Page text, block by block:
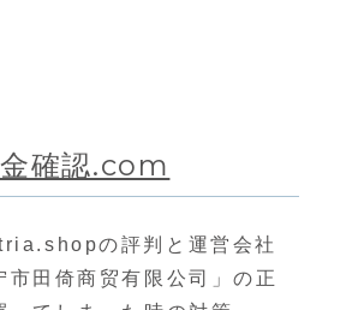
確認.com
の評判と運営会社
市田倚商贸有限公司」の正